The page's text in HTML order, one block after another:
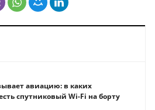
авиацию: в каких
спутниковый Wi-Fi на борту